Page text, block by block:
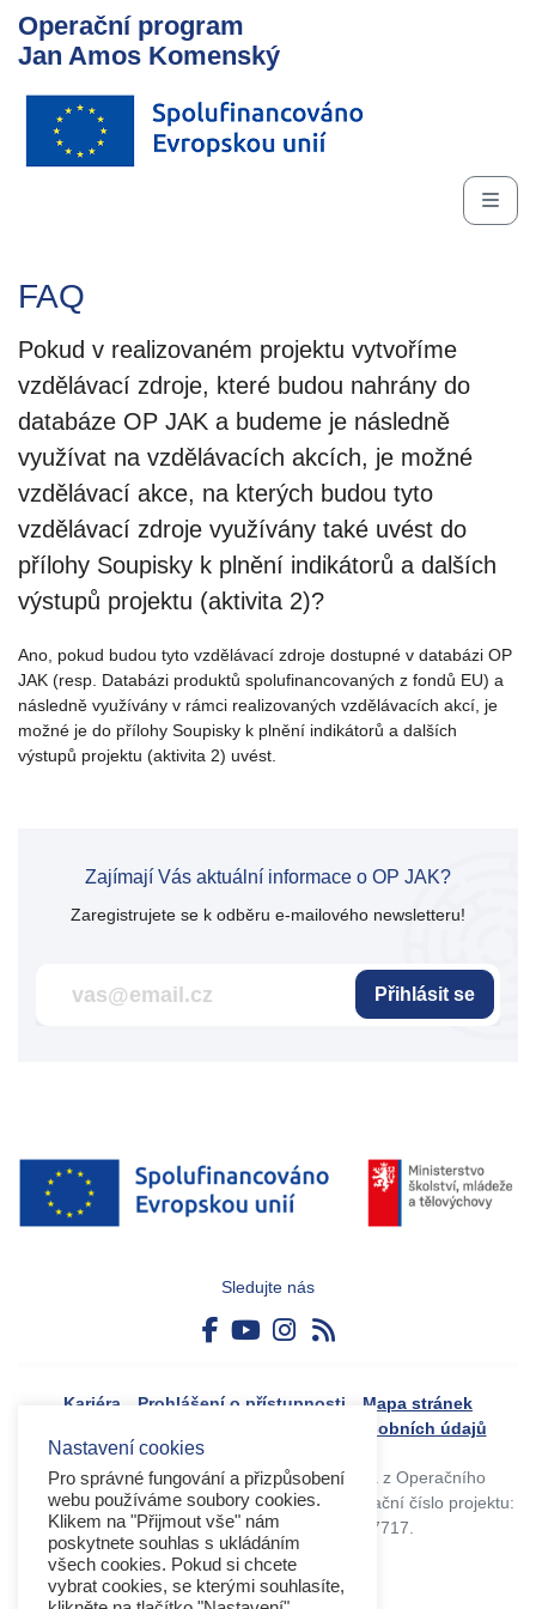
Operační program
Jan Amos Komenský
FAQ
Pokud v realizovaném projektu vytvoříme
vzdělávací zdroje, které budou nahrány do
databáze OP JAK a budeme je následně
využívat na vzdělávacích akcích, je možné
vzdělávací akce, na kterých budou tyto
vzdělávací zdroje využívány také uvést do
přílohy Soupisky k plnění indikátorů a dalších
výstupů projektu (aktivita 2)?
Ano, pokud budou tyto vzdělávací zdroje dostupné v databázi OP
JAK (resp. Databázi produktů spolufinancovaných z fondů EU) a
následně využívány v rámci realizovaných vzdělávacích akcí, je
možné je do přílohy Soupisky k plnění indikátorů a dalších
výstupů projektu (aktivita 2) uvést.
Zajímají Vás aktuální informace o OP JAK?
Zaregistrujete se k odběru e-mailového newsletteru!
Přihlásit se
Sledujte nás
Kariéra Prohlášení o přístupnosti
Mapa stránek
Zásady ochrany osobních údajů
Tvorba webového portálu byla financovaná z Operačního
programu Výzkum, vývoj a vzdělávání. Registrační číslo projektu:
CZ.02.4.125/0.0/0.0/17_045/0017717.
Nastavení cookies
Pro správné fungování a přizpůsobení
webu používáme soubory cookies.
Klikem na "Přijmout vše" nám
poskytnete souhlas s ukládáním
všech cookies. Pokud si chcete
vybrat cookies, se kterými souhlasíte,